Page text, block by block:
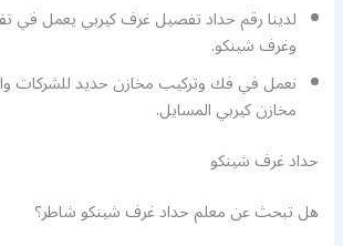
لدينا رقم حداد تفصيل غرف كيربي يعمل في
وغرف شينكو.
نعمل في فك وتركيب مخازن حديد للشركات
مخازن كيربي المسايل.
حداد غرف شينكو
هل تبحث عن معلم حداد غرف شينكو شاطر؟